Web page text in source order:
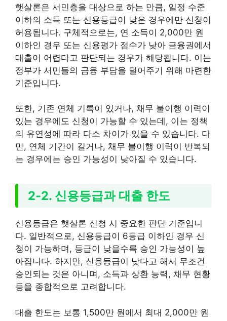
햇살론은 서민층을 대상으로 하는 만큼, 일정 수준
이하의 소득 또는 신용등급이 낮은 경우에만 신청이
허용됩니다. 구체적으로는, 연 소득이 2,000만 원
이하인 경우 또는 신용평가 점수가 낮아 금융권에서
대출이 어렵다고 판단되는 경우가 해당됩니다. 이는
정부가 서민들의 금융 부담을 덜어주기 위해 마련한
기준입니다.
또한, 기존 연체 기록이 있거나, 채무 불이행 이력이
있는 경우에도 신청이 가능할 수 있는데, 이는 정책
의 유연성에 따라 다소 차이가 있을 수 있습니다. 다
만, 연체 기간이 길거나, 채무 불이행 이력이 반복되
는 경우에는 승인 가능성이 낮아질 수 있습니다.
2-2. 신용등급과 대출 한도
신용등급은 햇살론 신청 시 중요한 판단 기준입니
다. 일반적으로, 신용등급이 6등급 이하인 경우 신
청이 가능하며, 등급이 낮을수록 승인 가능성이 높
아집니다. 하지만, 신용등급이 낮다고 해서 무조건
승인되는 것은 아니며, 소득과 상환 능력, 채무 현황
등을 종합적으로 고려합니다.
대출 한도는 보통 1,500만 원에서 최대 2,000만 원